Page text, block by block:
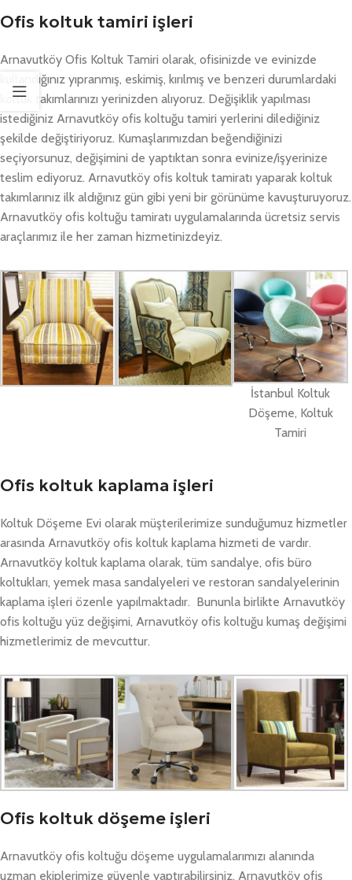
Ofis koltuk tamiri işleri
Arnavutköy Ofis Koltuk Tamiri olarak, ofisinizde ve evinizde
kullandığınız yıpranmış, eskimiş, kırılmış ve benzeri durumlardaki
koltuk takımlarınızı yerinizden alıyoruz. Değişiklik yapılması
istediğiniz Arnavutköy ofis koltuğu tamiri yerlerini dilediğiniz
şekilde değiştiriyoruz. Kumaşlarımızdan beğendiğinizi
seçiyorsunuz, değişimini de yaptıktan sonra evinize/işyerinize
teslim ediyoruz. Arnavutköy ofis koltuk tamiratı yaparak koltuk
takımlarınız ilk aldığınız gün gibi yeni bir görünüme kavuşturuyoruz.
Arnavutköy ofis koltuğu tamiratı uygulamalarında ücretsiz servis
araçlarımız ile her zaman hizmetinizdeyiz.
İstanbul Koltuk
Döşeme, Koltuk
Tamiri
Ofis koltuk kaplama işleri
Koltuk Döşeme Evi olarak müşterilerimize sunduğumuz hizmetler
arasında Arnavutköy ofis koltuk kaplama hizmeti de vardır.
Arnavutköy koltuk kaplama olarak, tüm sandalye, ofis büro
koltukları, yemek masa sandalyeleri ve restoran sandalyelerinin
kaplama işleri özenle yapılmaktadır. Bununla birlikte Arnavutköy
ofis koltuğu yüz değişimi, Arnavutköy ofis koltuğu kumaş değişimi
hizmetlerimiz de mevcuttur.
Ofis koltuk döşeme işleri
Arnavutköy ofis koltuğu döşeme uygulamalarımızı alanında
uzman ekiplerimize güvenle yaptırabilirsiniz. Arnavutköy ofis